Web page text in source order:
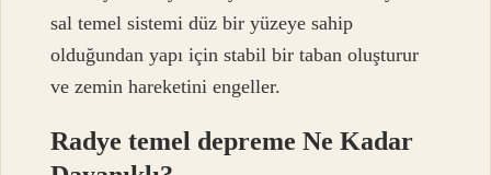
sal temel sistemi düz bir yüzeye sahip
olduğundan yapı için stabil bir taban oluşturur
ve zemin hareketini engeller.
Radye temel depreme Ne Kadar